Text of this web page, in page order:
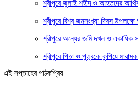
শ্রীপুরে জুলাই শহীদ ও আহতদের
শ্রীপুরে বিশ্ব জনসংখ্যা দিবস
শ্রীপুরে অন্যের জমি দখল ও একাধিক
শ্রীপুরে পিতা ও পুত্রকে কুপিয়ে
এই সপ্তাহের পাঠকপ্রিয়